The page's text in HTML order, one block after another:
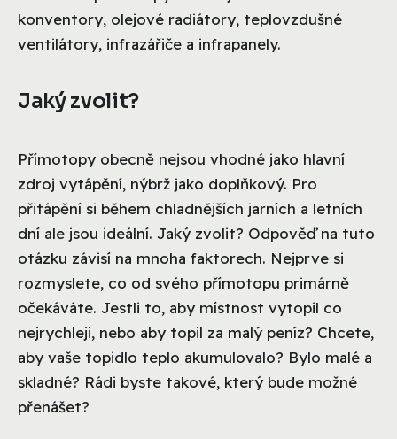
konventory, olejové radiátory, teplovzdušné
ventilátory, infrazářiče a infrapanely.
Jaký zvolit?
Přímotopy obecně nejsou vhodné jako hlavní
zdroj vytápění, nýbrž jako doplňkový. Pro
přitápění si během chladnějších jarních a letních
dní ale jsou ideální. Jaký zvolit? Odpověď na tuto
otázku závisí na mnoha faktorech. Nejprve si
rozmyslete, co od svého přímotopu primárně
očekáváte. Jestli to, aby místnost vytopil co
nejrychleji, nebo aby topil za malý peníz? Chcete,
aby vaše topidlo teplo akumulovalo? Bylo malé a
skladné? Rádi byste takové, který bude možné
přenášet?